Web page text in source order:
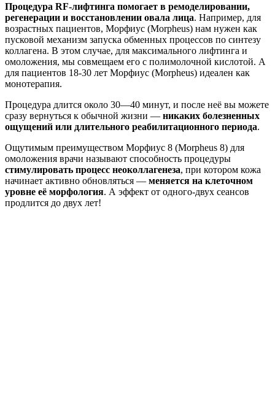
Процедура RF-лифтинга помогает в ремоделировании,
регенерации и восстановлении овала лица. Например, для
возрастных пациентов, Морфиус (Morpheus) нам нужен как
пусковой механизм запуска обменных процессов по синтезу
коллагена. В этом случае, для максимального лифтинга и
омоложения, мы совмещаем его с полимолочной кислотой. А
для пациентов 18-30 лет Морфиус (Morpheus) идеален как
монотерапия.
Процедура длится около 30—40 минут, и после неё вы можете
сразу вернуться к обычной жизни — никаких болезненных
ощущений или длительного реабилитационного периода.
Ощутимым преимуществом Морфиус 8 (Morpheus 8) для
омоложения врачи называют способность процедуры
стимулировать процесс неоколлагенеза, при котором кожа
начинает активно обновляться — меняется на клеточном
уровне её морфология. А эффект от одного-двух сеансов
продлится до двух лет!